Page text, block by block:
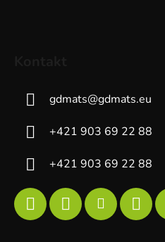
gdmats@gdmats.eu
+421 903 69 22 88
+421 903 69 22 88